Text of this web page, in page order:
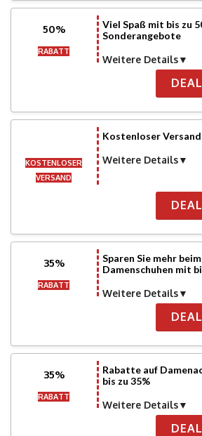
50%
RABATT
Viel Spaß mit bis zu
Sonderangebote
Weitere Details
KOSTENLOSER
VERSAND
Kostenloser Versand
Weitere Details
35%
RABATT
Sparen Sie mehr
Damenschuhen mit
Weitere Details
35%
RABATT
Rabatte auf
bis zu 35%
Weitere Details